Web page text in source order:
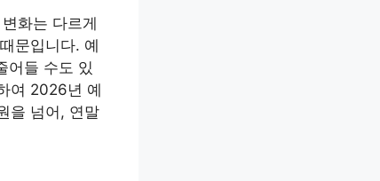
화는 다르게
문입니다. 예
어들 수도 있
여 2026년 예
을 넘어, 연말